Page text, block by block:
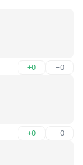
+0 –0
+0 –0